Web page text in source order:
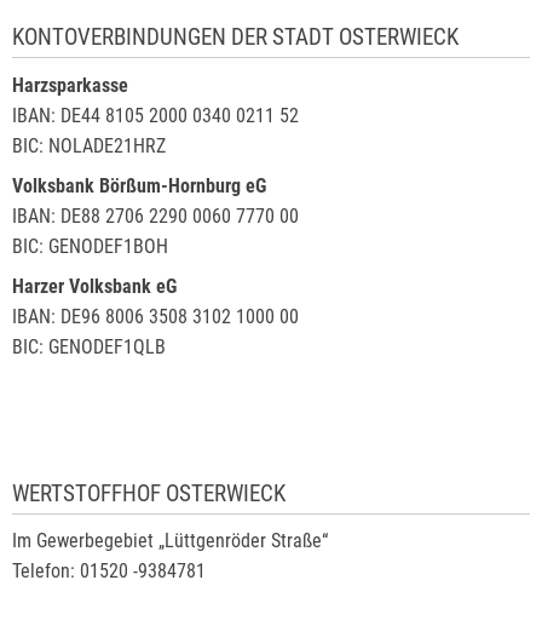
KONTOVERBINDUNGEN DER STADT OSTERWIECK
Harzsparkasse
IBAN: DE44 8105 2000 0340 0211 52
BIC: NOLADE21HRZ
Volksbank Börßum-Hornburg eG
IBAN: DE88 2706 2290 0060 7770 00
BIC: GENODEF1BOH
Harzer Volksbank eG
IBAN: DE96 8006 3508 3102 1000 00
BIC: GENODEF1QLB
WERTSTOFFHOF OSTERWIECK
Im Gewerbegebiet „Lüttgenröder Straße“
Telefon: 01520 -9384781